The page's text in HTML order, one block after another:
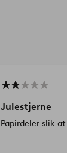
Julestjerne
Papirdeler slik